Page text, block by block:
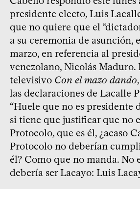
presidente electo, Luis
que no quiere que el
a su ceremonia de asunción,
marzo, en referencia al
venezolano, Nicolás Maduro.
televisivo Con el mazo dando
las declaraciones de Lacalle
“Huele que no es presidente
si tiene que justificar que no
Protocolo, que es él, ¿acaso
Protocolo no deberían
él? Como que no manda. No
debería ser Lacayo: Luis